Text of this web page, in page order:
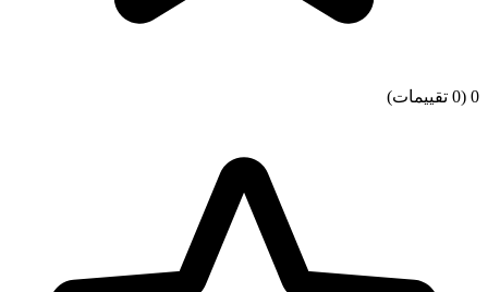
0 (0 تقييمات)